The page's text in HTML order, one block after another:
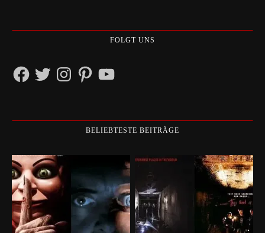
FOLGT UNS
FacebookTwitterInstagramPinterestYouTube
BELIEBTESTE BEITRÄGE